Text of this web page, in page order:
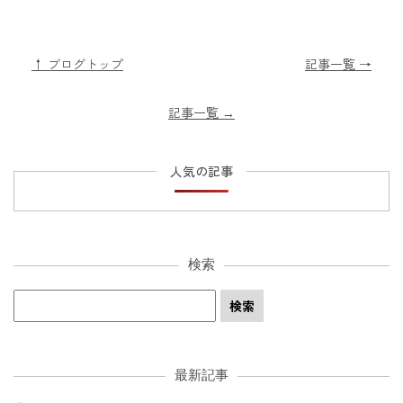
↑ ブログトップ 記事一覧 →
記事一覧 →
人気の記事
検索
最新記事